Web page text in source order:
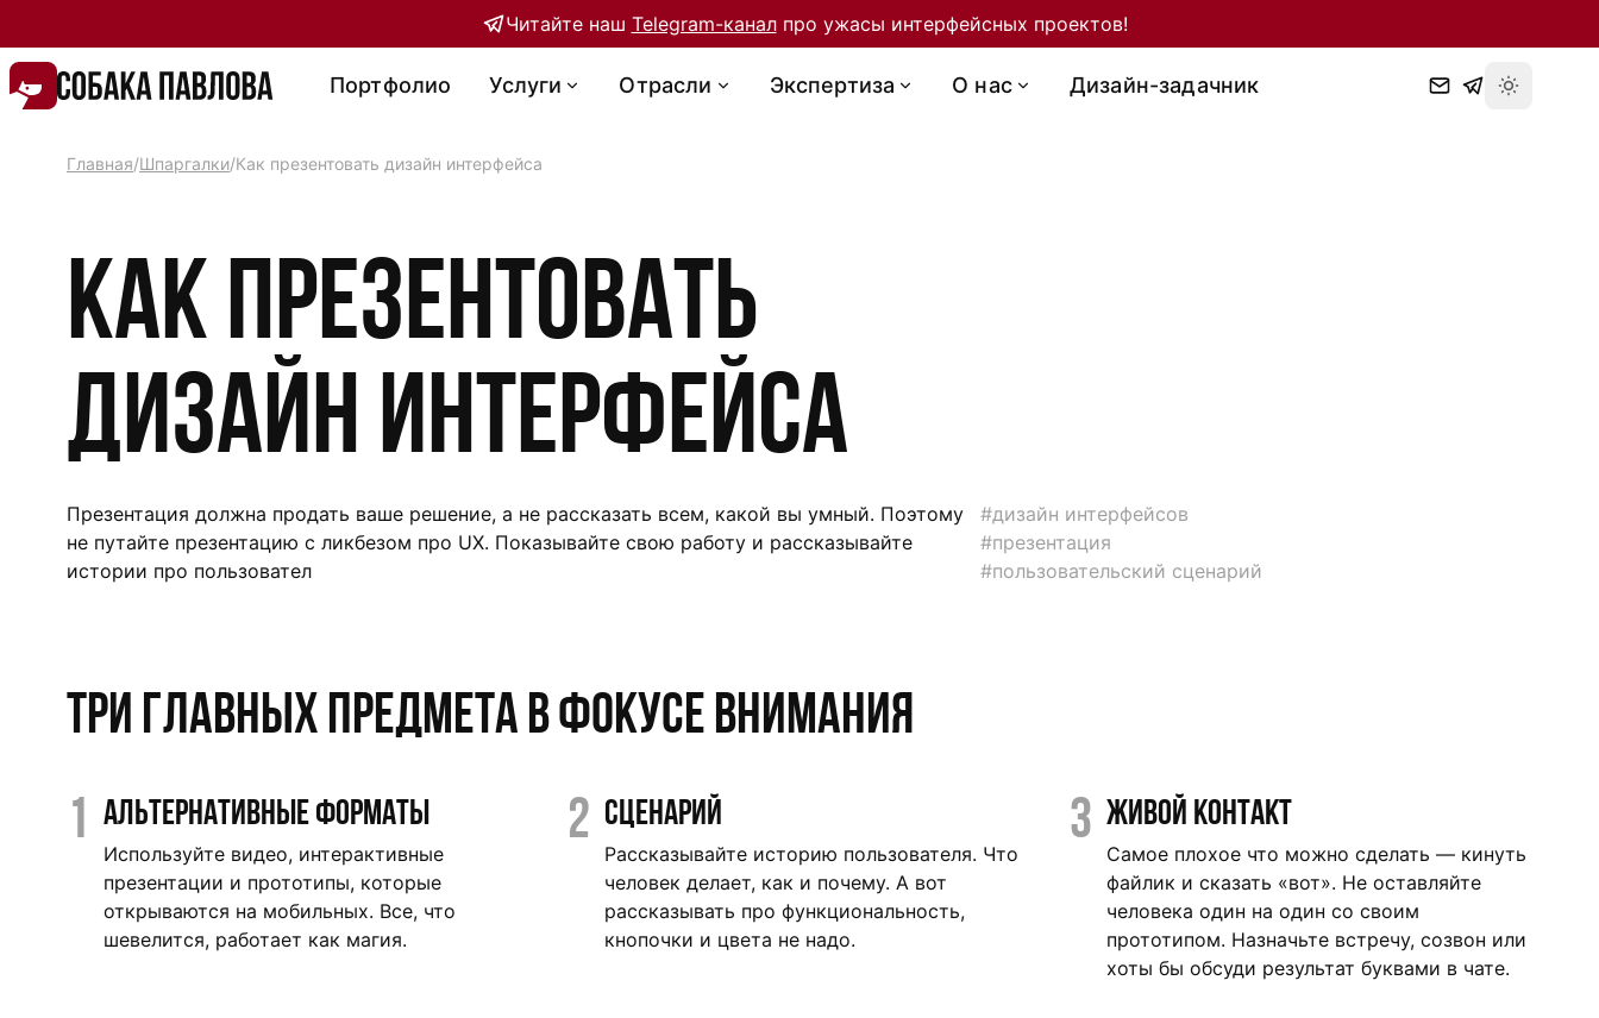
Читайте наш Telegram-каналпро ужасы интерфейсных проектов!
Портфолио Услуги Отрасли Экспертиза О нас Дизайн-задачник
Главная/Шпаргалки/Как презентовать дизайн интерфейса
Как презентовать
дизайн интерфейса
Презентация должна продать ваше решение, а не рассказать всем, какой вы умный. Поэтому
не путайте презентацию с ликбезом про UX. Показывайте свою работу и рассказывайте
истории про пользовател
#дизайн интерфейсов
#презентация
#пользовательский сценарий
Три главных предмета в фокусе внимания
1 Альтернативные форматы
Используйте видео, интерактивные
презентации и прототипы, которые
открываются на мобильных. Все, что
шевелится, работает как магия.
2 Сценарий
Рассказывайте историю пользователя. Что
человек делает, как и почему. А вот
рассказывать про функциональность,
кнопочки и цвета не надо.
3 Живой контакт
Самое плохое что можно сделать — кинуть
файлик и сказать «вот». Не оставляйте
человека один на один со своим
прототипом. Назначьте встречу, созвон или
хоты бы обсуди результат буквами в чате.